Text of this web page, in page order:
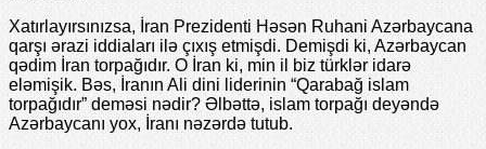
Xatırlayırsınızsa, İran Prezidenti Həsən Ruhani Azərbaycana
qarşı ərazi iddiaları ilə çıxış etmişdi. Demişdi ki, Azərbaycan
qədim İran torpağıdır. O İran ki, min il biz türklər idarə
eləmişik. Bəs, İranın Ali dini liderinin “Qarabağ islam
torpağıdır” deməsi nədir? Əlbəttə, islam torpağı deyəndə
Azərbaycanı yox, İranı nəzərdə tutub.